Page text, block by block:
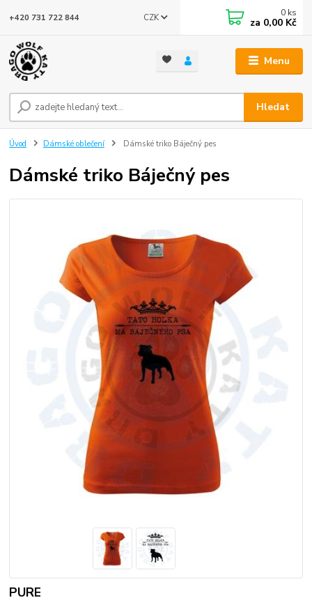
Menu
CZK
Hledat
+420 731 722 844 0 ks
za 0,00 Kč
Úvod Dámské oblečení Dámské triko Báječný pes
Dámské triko Báječný pes
PURE